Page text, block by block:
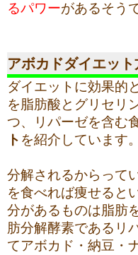
るパワーがあるそう
アボカドダイエット
ダイエットに効果的
を脂肪酸とグリセリ
つ、リパーゼを含む
ト を紹介しています。
分解されるからって
を食べれば痩せると
分があるものは脂肪
肪分解酵素であるリ
てアボカド・納豆・